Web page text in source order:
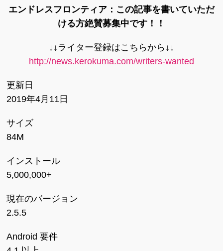
エンドレスフロンティア：この記事を書いていただ
ける方絶賛募集中です！！
↓↓ライター登録はこちらから↓↓
http://news.kerokuma.com/writers-wanted
更新日
2019年4月11日
サイズ
84M
インストール
5,000,000+
現在のバージョン
2.5.5
Android 要件